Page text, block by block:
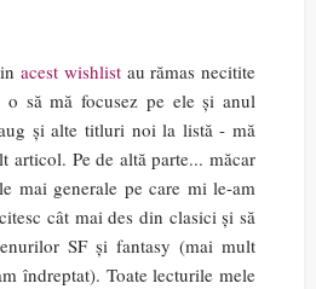
acest wishlistau rămas necitite
să mă focusez pe ele și anul
și alte titluri noi la listă - mă
articol. Pe de altă parte... măcar
mai generale pe care mi le-am
cât mai des din clasici și să
SF și fantasy (mai mult
îndreptat). Toate lecturile mele